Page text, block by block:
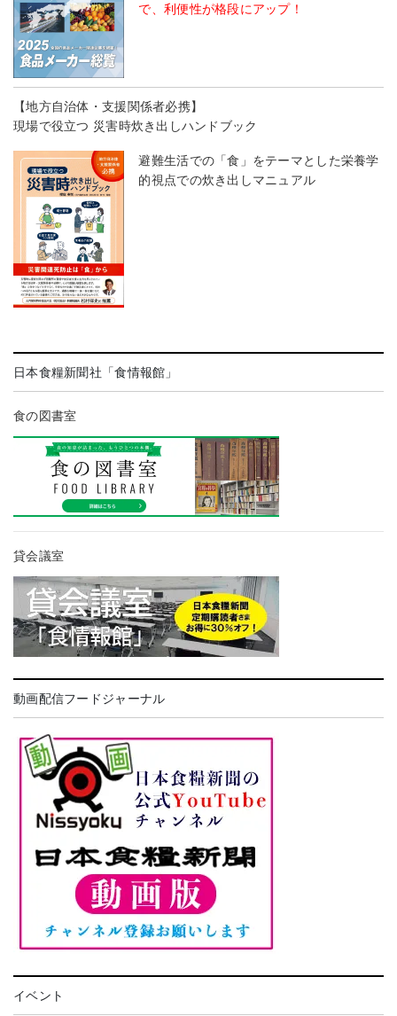
で、利便性が格段にアップ！
【地方自治体・支援関係者必携】
現場で役立つ 災害時炊き出しハンドブック
避難生活での「食」をテーマとした栄養学
的視点での炊き出しマニュアル
日本食糧新聞社「食情報館」
食の図書室
貸会議室
動画配信フードジャーナル
イベント